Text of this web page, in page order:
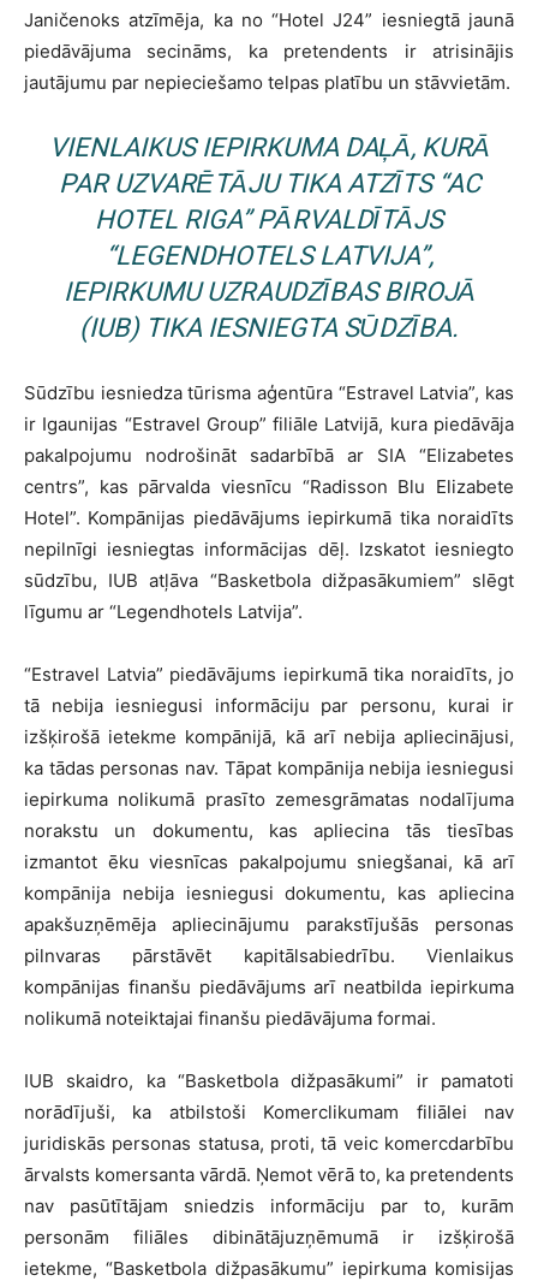
Janičenoks atzīmēja, ka no “Hotel J24” iesniegtā jaunā
piedāvājuma secināms, ka pretendents ir atrisinājis
jautājumu par nepieciešamo telpas platību un stāvvietām.
VIENLAIKUS IEPIRKUMA DAĻĀ, KURĀ
PAR UZVARĒTĀJU TIKA ATZĪTS “AC
HOTEL RIGA” PĀRVALDĪTĀJS
“LEGENDHOTELS LATVIJA”,
IEPIRKUMU UZRAUDZĪBAS BIROJĀ
(IUB) TIKA IESNIEGTA SŪDZĪBA.
Sūdzību iesniedza tūrisma aģentūra “Estravel Latvia”, kas
ir Igaunijas “Estravel Group” filiāle Latvijā, kura piedāvāja
pakalpojumu nodrošināt sadarbībā ar SIA “Elizabetes
centrs”, kas pārvalda viesnīcu “Radisson Blu Elizabete
Hotel”. Kompānijas piedāvājums iepirkumā tika noraidīts
nepilnīgi iesniegtas informācijas dēļ. Izskatot iesniegto
sūdzību, IUB atļāva “Basketbola dižpasākumiem” slēgt
līgumu ar “Legendhotels Latvija”.
“Estravel Latvia” piedāvājums iepirkumā tika noraidīts, jo
tā nebija iesniegusi informāciju par personu, kurai ir
izšķirošā ietekme kompānijā, kā arī nebija apliecinājusi,
ka tādas personas nav. Tāpat kompānija nebija iesniegusi
iepirkuma nolikumā prasīto zemesgrāmatas nodalījuma
norakstu un dokumentu, kas apliecina tās tiesības
izmantot ēku viesnīcas pakalpojumu sniegšanai, kā arī
kompānija nebija iesniegusi dokumentu, kas apliecina
apakšuzņēmēja apliecinājumu parakstījušās personas
pilnvaras pārstāvēt kapitālsabiedrību. Vienlaikus
kompānijas finanšu piedāvājums arī neatbilda iepirkuma
nolikumā noteiktajai finanšu piedāvājuma formai.
IUB skaidro, ka “Basketbola dižpasākumi” ir pamatoti
norādījuši, ka atbilstoši Komerclikumam filiālei nav
juridiskās personas statusa, proti, tā veic komercdarbību
ārvalsts komersanta vārdā. Ņemot vērā to, ka pretendents
nav pasūtītājam sniedzis informāciju par to, kurām
personām filiāles dibinātājuzņēmumā ir izšķirošā
ietekme, “Basketbola dižpasākumu” iepirkuma komisijas